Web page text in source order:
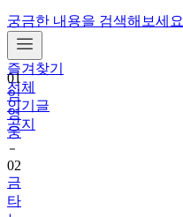
궁금한 내용을 검색해보세요
즐겨찾기
전체
인기글
공지
01
임
영
웅
02
금
타
는
금